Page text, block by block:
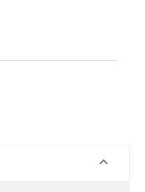
keyboard_arrow_down